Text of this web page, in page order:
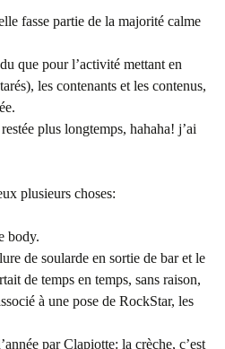
fasse partie de la majorité calme
que pour l’activité mettant en
les contenants et les contenus,
plus longtemps, hahaha! j’ai
plusieurs choses:
body.
de soularde en sortie de bar et le
de temps en temps, sans raison,
à une pose de RockStar, les
par Clapiotte: la crèche, c’est